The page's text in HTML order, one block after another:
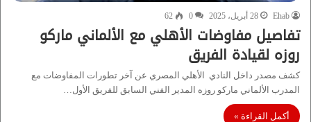
Ehab 28 أبريل، 2025 0
62
تفاصيل مفاوضات الأهلي مع الألماني ماركو
روزه لقيادة الفريق
كشف مصدر داخل النادي الأهلي المصري عن آخر تطورات المفاوضات مع
المدرب الألماني ماركو روزه المدير الفني السابق للفريق الأول…
أكمل القراءة »